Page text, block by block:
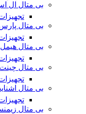
بی متال ال
بی متال
بی متال هیمل
بی متال چینت
بی متال
بی متال